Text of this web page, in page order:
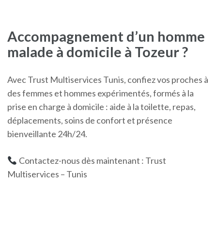
Accompagnement d’un homme
malade à domicile à Tozeur ?
Avec Trust Multiservices Tunis, confiez vos proches à
des femmes et hommes expérimentés, formés à la
prise en charge à domicile : aide à la toilette, repas,
déplacements, soins de confort et présence
bienveillante 24h/24.
Contactez-nous dès maintenant : Trust
Multiservices – Tunis